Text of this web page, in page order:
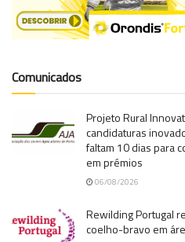
Comunicados
Projeto Rural
candidaturas
faltam 10 dias para
em prémios
06/08/2026
Rewilding Portugal
coelho-bravo em